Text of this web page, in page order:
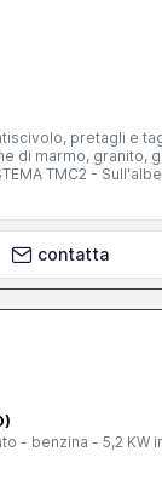
pretagli e
di marmo, granito,
di più pezzi
garantiscono,
pezzo. - Tutte le
di utensili. - La
contatta
- benzina - 5,2 KW